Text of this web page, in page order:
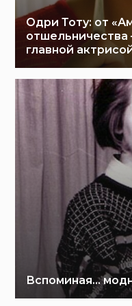
Одри Тоту: от
отшельничества
главной
Вспоминая…